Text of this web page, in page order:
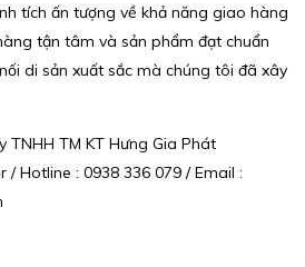
tích ấn tượng về khả năng giao hàng
tận tâm và sản phẩm đạt chuẩn
di sản xuất sắc mà chúng tôi đã xây
TM KT Hưng Gia Phát
Hotline : 0938 336 079 / Email :